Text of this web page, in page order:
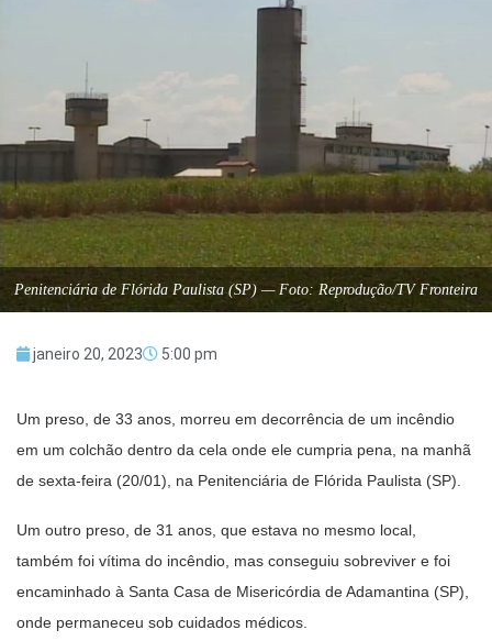
Penitenciária de Flórida Paulista (SP) — Foto: Reprodução/TV Fronteira
janeiro 20, 2023 5:00 pm
Um preso, de 33 anos, morreu em decorrência de um incêndio
em um colchão dentro da cela onde ele cumpria pena, na manhã
de sexta-feira (20/01), na Penitenciária de Flórida Paulista (SP).
Um outro preso, de 31 anos, que estava no mesmo local,
também foi vítima do incêndio, mas conseguiu sobreviver e foi
encaminhado à Santa Casa de Misericórdia de Adamantina (SP),
onde permaneceu sob cuidados médicos.